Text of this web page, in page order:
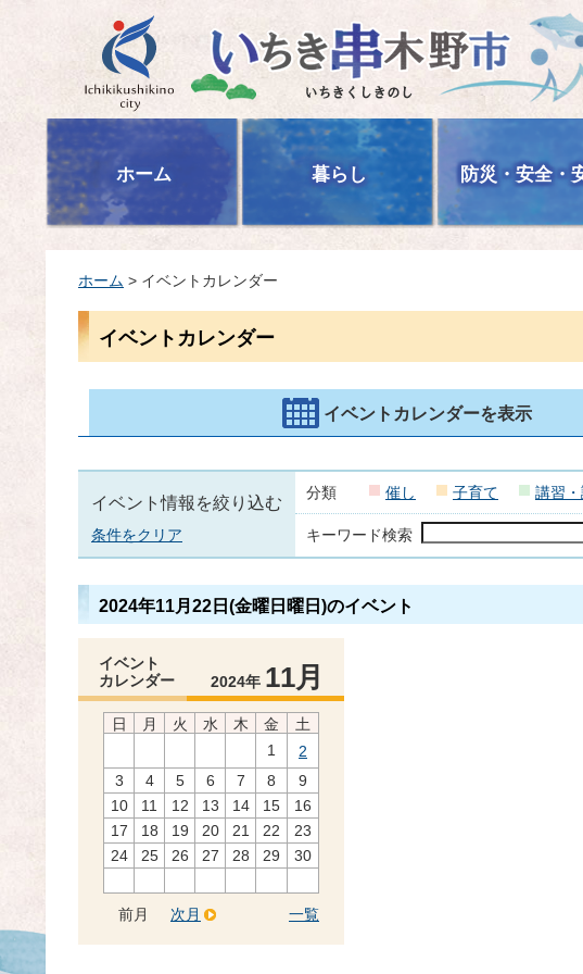
いちき串木野市
ホーム 暮らし 防災・安全・
ホーム > イベントカレンダー
イベントカレンダー
イベントカレンダーを表示
イベント情報を絞り込む
条件をクリア
分類 催し 子育て 講習
キーワード検索
2024年11月22日(金曜日曜日)のイベント
イベント
カレンダー
2024年 11月
日 月 火 水 木 金
土
1
2
3
4 5 6 7 8
9
10
11 12 13 14 15
16
17
18 19 20 21 22
23
24
25 26 27 28 29 30
前月 一覧
次月